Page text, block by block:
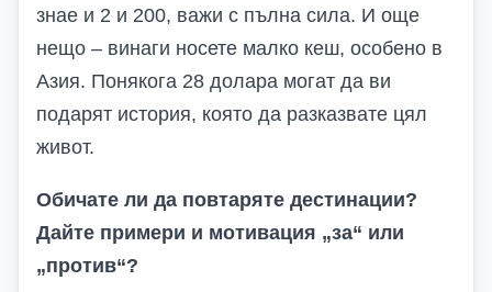
знае и 2 и 200, важи с пълна сила. И още
нещо – винаги носете малко кеш, особено в
Азия. Понякога 28 долара могат да ви
подарят история, която да разказвате цял
живот.
Обичате ли да повтаряте дестинации?
Дайте примери и мотивация „за“ или
„против“?